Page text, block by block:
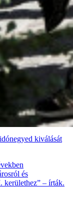
kiválását
és
kerülethez” – írták.